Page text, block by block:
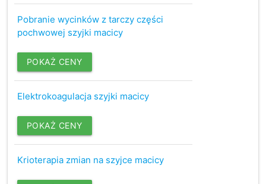
Pobranie wycinków z tarczy części
pochwowej szyjki macicy
POKAŻ CENY
Elektrokoagulacja szyjki macicy
POKAŻ CENY
Krioterapia zmian na szyjce macicy